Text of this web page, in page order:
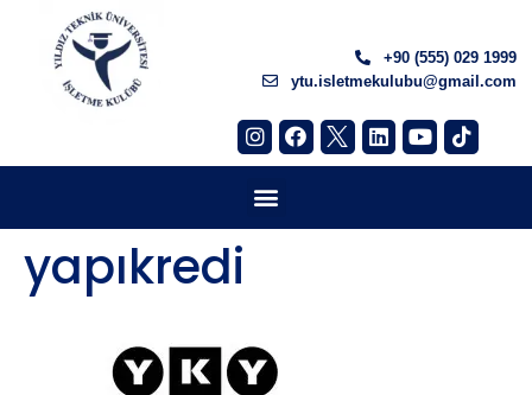
+90 (555) 029 1999
ytu.isletmekulubu@gmail.com
yapıkredi